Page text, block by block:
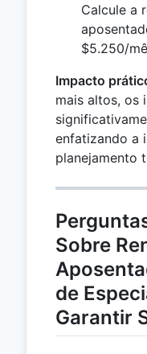
Calcule a
$5.250/
Impacto
mais altos, os
enfatizando a
planejamento
Sobre
de
Garantir